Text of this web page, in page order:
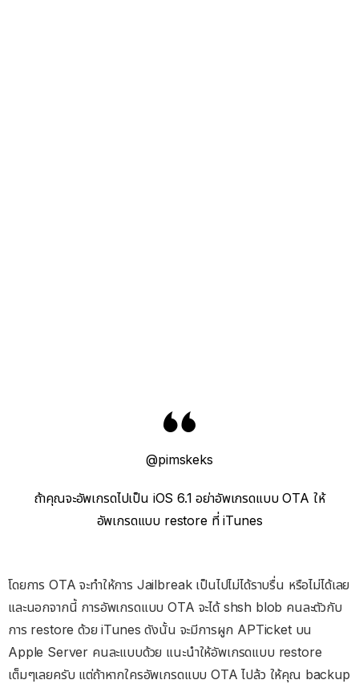
@pimskeks
ถ้าคุณจะอัพเกรดไปเป็น iOS 6.1 อย่าอัพเกรดแบบ OTA ให้
อัพเกรดแบบ restore ที่ iTunes
โดยการ OTA จะทำให้การ Jailbreak เป็นไปไม่ได้ราบรื่น หรือไม่ได้เลย
และนอกจากนี้ การอัพเกรดแบบ OTA จะได้ shsh blob คนละตัวกับ
การ restore ด้วย iTunes ดังนั้น จะมีการผูก APTicket บน
Apple Server คนละแบบด้วย แนะนำให้อัพเกรดแบบ restore
เต็มๆเลยครับ แต่ถ้าหากใครอัพเกรดแบบ OTA ไปล้ว ให้คุณ backup